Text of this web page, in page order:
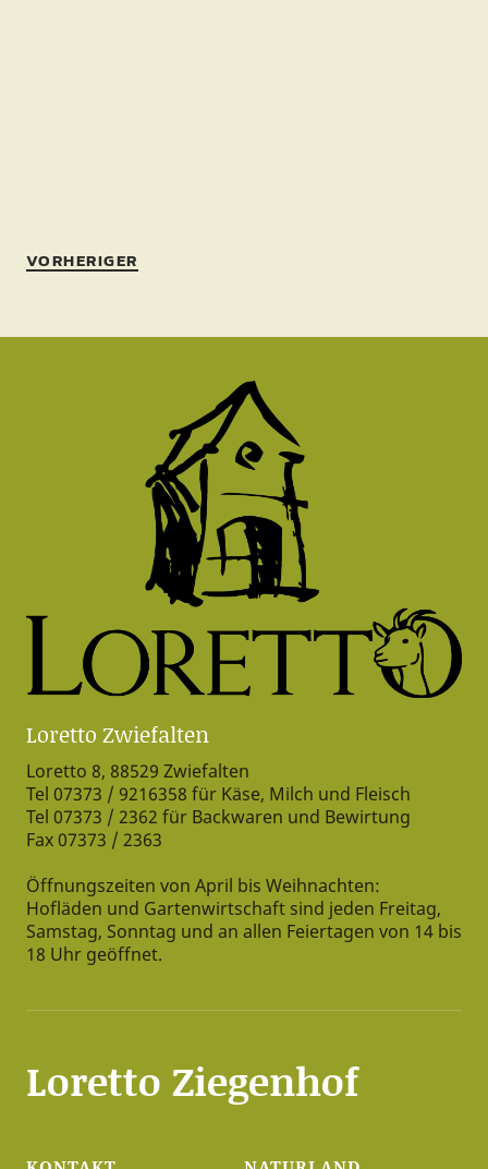
VORHERIGER
Loretto Zwiefalten
Loretto 8, 88529 Zwiefalten
Tel 07373 / 9216358 für Käse, Milch und Fleisch
Tel 07373 / 2362 für Backwaren und Bewirtung
Fax 07373 / 2363
Öffnungszeiten von April bis Weihnachten:
Hofläden und Gartenwirtschaft sind jeden Freitag,
Samstag, Sonntag und an allen Feiertagen von 14 bis
18 Uhr geöffnet.
Loretto Ziegenhof